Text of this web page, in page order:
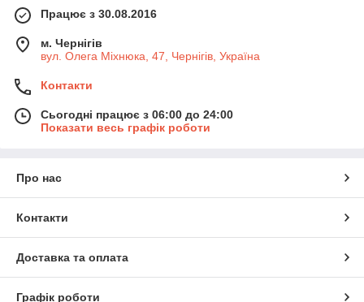
Працює з 30.08.2016
м. Чернігів
вул. Олега Міхнюка, 47, Чернігів, Україна
Контакти
Сьогодні працює з 06:00 до 24:00
Показати весь графік роботи
Про нас
Контакти
Доставка та оплата
Графік роботи